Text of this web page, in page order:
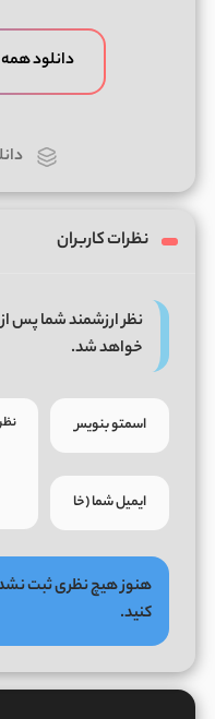
دانلود
نظرات کاربران
نظر ارزشمند شما پس
خواهد شد.
هنوز هیچ نظری ثبت
کنید.